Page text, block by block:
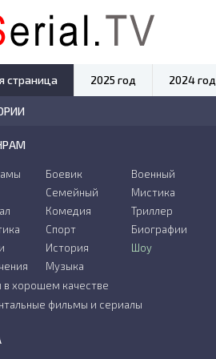
Боевик
Семейный
Комедия
Военный
Мистика
Триллер
Спорт
История
Музыка
Биографии
Шоу
хорошем качестве
фильмы и сериалы
страница 2025 год 2024 год